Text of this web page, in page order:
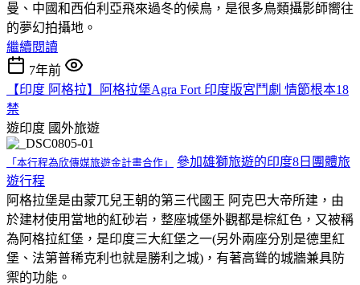
曼、中國和西伯利亞飛來過冬的候鳥，是很多鳥類攝影師嚮往
的夢幻拍攝地。
繼續閱讀
7年前
【印度 阿格拉】阿格拉堡Agra Fort 印度版宮鬥劇 情節根本18
禁
遊印度 國外旅遊
「本行程為欣傳媒旅遊金計畫合作」
參加雄獅旅遊的印度8日團體旅
遊行程
阿格拉堡是由蒙兀兒王朝的第三代國王 阿克巴大帝所建，由
於建材使用當地的紅砂岩，整座城堡外觀都是棕紅色，又被稱
為阿格拉紅堡，是印度三大紅堡之一(另外兩座分別是德里紅
堡、法第普稀克利也就是勝利之城)，有著高聳的城牆兼具防
禦的功能。